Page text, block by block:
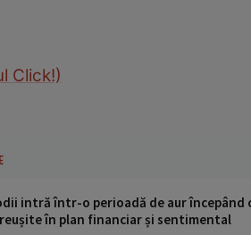
Click!)
intră într-o perioadă de aur începând
în plan financiar și sentimental